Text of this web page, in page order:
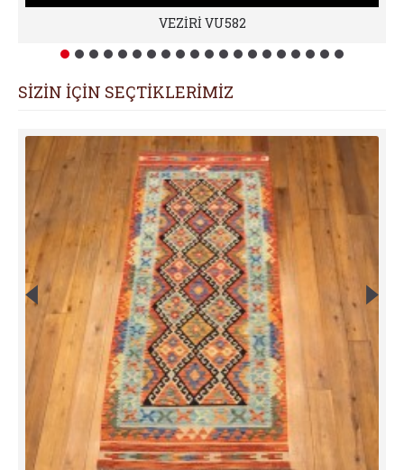
VEZİRİ VU582
SİZİN İÇİN SEÇTİKLERİMİZ